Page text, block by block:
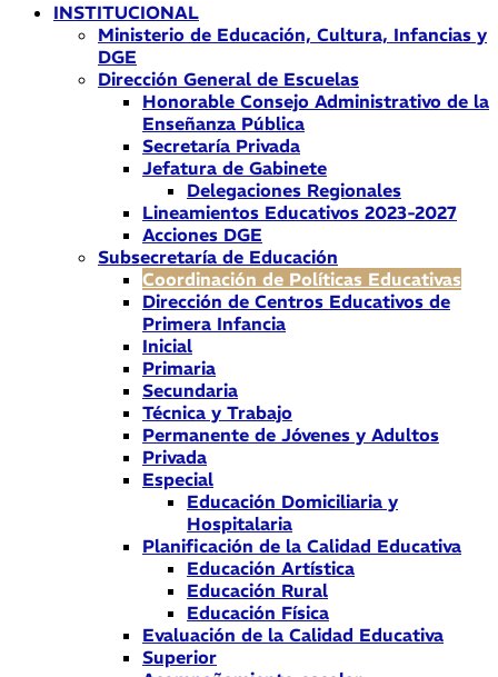
INSTITUCIONAL
Ministerio de Educación, Cultura, Infancias y
DGE
Dirección General de Escuelas
Honorable Consejo Administrativo de la
Enseñanza Pública
Secretaría Privada
Jefatura de Gabinete
Delegaciones Regionales
Lineamientos Educativos 2023-2027
Acciones DGE
Subsecretaría de Educación
Coordinación de Políticas Educativas
Dirección de Centros Educativos de
Primera Infancia
Inicial
Primaria
Secundaria
Técnica y Trabajo
Permanente de Jóvenes y Adultos
Privada
Especial
Educación Domiciliaria y
Hospitalaria
Planificación de la Calidad Educativa
Educación Artística
Educación Rural
Educación Física
Evaluación de la Calidad Educativa
Superior